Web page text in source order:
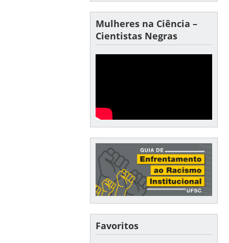
Mulheres na Ciência –
Cientistas Negras
Favoritos